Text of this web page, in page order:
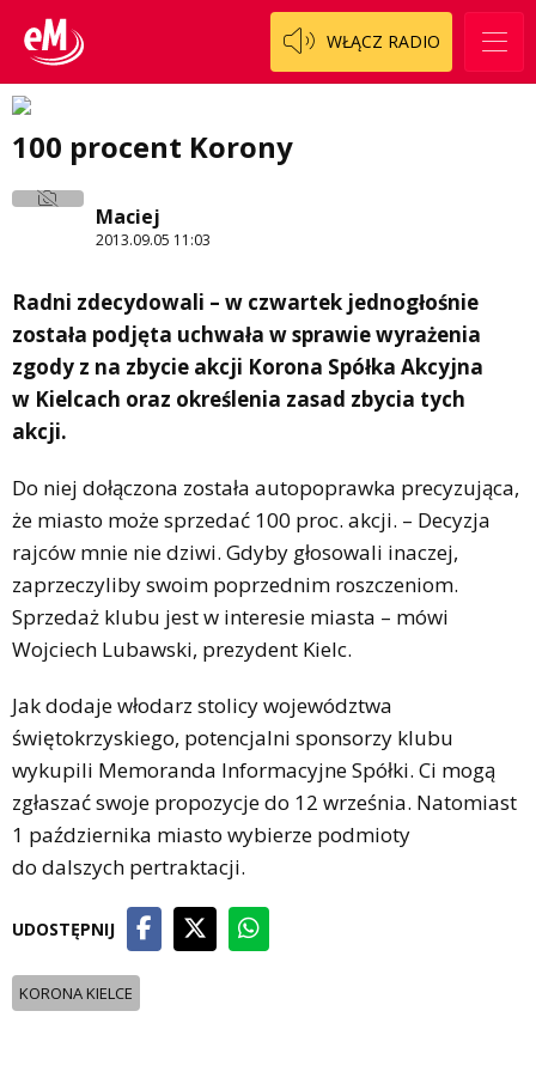
WŁĄCZ RADIO
Modna kultura
Pacjent, którego nie zapomnę
Pasjonaci
Piąta strona świata
Słowo Dnia
Tak wierzę
Weekend z blondynką
W starych Kielcach
Wszystko w temacie
Regulamin programu Patron
Logo do pobrania
Regulamin konkursów
Regulamin przesyłania materiałów
Regulamin darowizn
Regulamin konkursu Zwierzak naszej klasy
Polityka prywatności
ZNAJDZIESZ NAS TAKŻE NA
100 procent Korony
Maciej
2013.09.05 11:03
Radni zdecydowali – w czwartek jednogłośnie
została podjęta uchwała w sprawie wyrażenia
zgody z na zbycie akcji Korona Spółka Akcyjna
w Kielcach oraz określenia zasad zbycia tych
akcji.
Do niej dołączona została autopoprawka precyzująca,
że miasto może sprzedać 100 proc. akcji. – Decyzja
rajców mnie nie dziwi. Gdyby głosowali inaczej,
zaprzeczyliby swoim poprzednim roszczeniom.
Sprzedaż klubu jest w interesie miasta – mówi
Wojciech Lubawski, prezydent Kielc.
Jak dodaje włodarz stolicy województwa
świętokrzyskiego, potencjalni sponsorzy klubu
wykupili Memoranda Informacyjne Spółki. Ci mogą
zgłaszać swoje propozycje do 12 września. Natomiast
1 października miasto wybierze podmioty
do dalszych pertraktacji.
UDOSTĘPNIJ
KORONA KIELCE